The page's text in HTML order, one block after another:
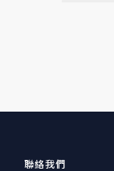
聯絡我們